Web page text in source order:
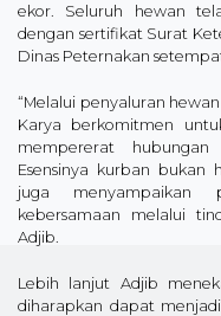
ekor. Seluruh hewan
dengan sertifikat Surat
Dinas Peternakan
“Melalui penyaluran
Karya berkomitmen
mempererat hubungan
Esensinya kurban
juga menyampaikan
kebersamaan melalui
Adjib.
Lebih lanjut Adjib
diharapkan dapat